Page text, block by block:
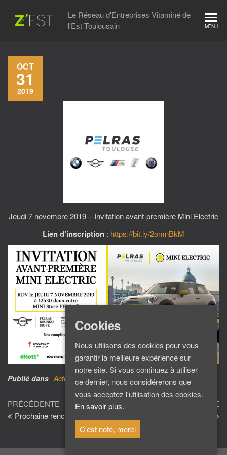
content
Le Réseau d'Entreprises Vitaminé de
l'Est Toulousain
MENU
OCT
31
2019
Jeudi 7 novembre 2019 – Invitation avant-première Mini Electric
Lien d’inscription : https://bit.ly/2omnBkM
Publié dans Actu du Club
Navigation
de
Article
précédent
PRÉCÉDENTE
Prochaine rencontre
SUIVANTE
Cookies
Nous utilisons des cookies pour vous
garantir la meilleure expérience sur
notre site. Si vous continuez à utiliser
ce dernier, nous considérerons que
vous acceptez l'utilisation des cookies.
En savoir plus.
C'est noté, merci